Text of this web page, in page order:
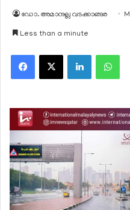
ഡോ. അമാനുല്ല വടക്കാങ്ങര
Less than a minute
Facebook
X LinkedIn